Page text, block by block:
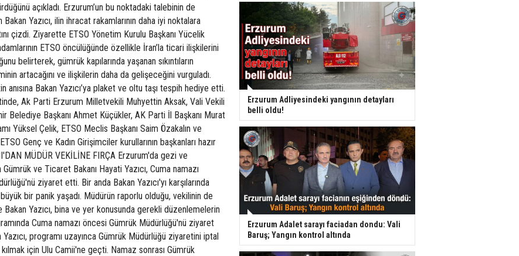
açıkladı. Erzurum’un bu noktadaki talebinin de
Yazıcı, ilin ihracat rakamlarının daha iyi noktalara
çizdi. Ziyarette ETSO Yönetim Kurulu Başkanı Yücelik
ETSO öncülüğünde özellikle İran’la ticari ilişkilerini
belirterek, gümrük kapılarında yaşanan sıkıntıların
artacağını ve ilişkilerin daha da gelişeceğini vurguladı.
anısına Bakan Yazıcı’ya plaket ve oltu taşı tespih hediye etti.
Ak Parti Erzurum Milletvekili Muhyettin Aksak, Vali Vekili
Belediye Başkanı Ahmet Küçükler, AK Parti İl Başkanı Murat
Yüksel Çelik, ETSO Meclis Başkanı Saim Özakalın ve
Genç ve Kadın Girişimciler kurullarının başkanları hazır
MÜDÜR VEKİLİNE FIRÇA Erzurum'da gezi ve
ve Ticaret Bakanı Hayati Yazıcı, Cuma namazı
ziyaret etti. Bir anda Bakan Yazıcı'yı karşılarında
bir panik yaşadı. Müdürün raporlu olduğu, vekilinin de
Bakan Yazıcı, bina ve yer konusunda gerekli düzenlemelerin
Cuma namazı öncesi Gümrük Müdürlüğü'nü ziyaret
programı uzayınca Gümrük Müdürlüğü ziyaretini iptal
için Ulu Camii'ne geçti. Namaz sonrası Gümrük
Erzurum Adliyesindeki yangının detayları
belli oldu!
Erzurum Adalet sarayı faciadan dondu: Vali
Baruş; Yangın kontrol altında